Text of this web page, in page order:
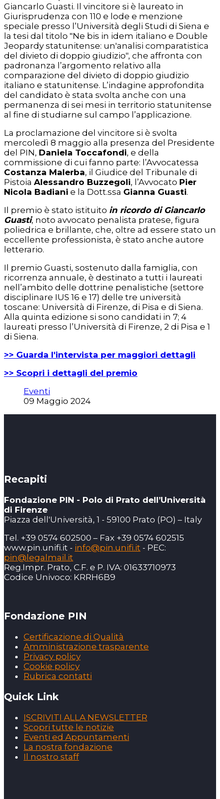
Giancarlo Guasti. Il vincitore si è laureato in
Giurisprudenza con 110 e lode e menzione
speciale presso l’Università degli Studi di Siena e
la tesi dal titolo "Ne bis in idem italiano e Double
Jeopardy statunitense: un'analisi comparatistica
del divieto di doppio giudizio", che affronta con
padronanza l’argomento relativo alla
comparazione del divieto di doppio giudizio
italiano e statunitense. L’indagine approfondita
del candidato è stata svolta anche con una
permanenza di sei mesi in territorio statunitense
al fine di studiarne sul campo l’applicazione.
La proclamazione del vincitore si è svolta
mercoledì 8 maggio alla presenza del Presidente
del PIN, Daniela Toccafondi, e della
commissione di cui fanno parte: l’Avvocatessa
Costanza Malerba, il Giudice del Tribunale di
Pistoia Alessandro Buzzegoli, l’Avvocato Pier
Nicola Badiani e la Dott.ssa Gianna Guasti.
Il premio è stato istituito in ricordo di Giancarlo
Guasti, noto avvocato penalista pratese, figura
poliedrica e brillante, che, oltre ad essere stato un
eccellente professionista, è stato anche autore
letterario.
Il premio Guasti, sostenuto dalla famiglia, con
ricorrenza annuale, è destinato a tutti i laureati
nell’ambito delle dottrine penalistiche (settore
disciplinare IUS 16 e 17) delle tre università
toscane: Università di Firenze, di Pisa e di Siena.
Alla quinta edizione si sono candidati in 7; 4
laureati presso l’Università di Firenze, 2 di Pisa e 1
di Siena.
>> Guarda l'intervista per maggiori dettagli
>> Scopri i dettagli del premio
Eventi
09 Maggio 2024
Recapiti
Fondazione PIN - Polo di Prato dell’Università
di Firenze
Piazza dell'Università, 1 - 59100 Prato (PO) – Italy
Tel. +39 0574 602500 – Fax +39 0574 602515
www.pin.unifi.it - info@pin.unifi.it - PEC:
pin@legalmail.it
Reg.Impr. Prato, C.F. e P. IVA: 01633710973
Codice Univoco: KRRH6B9
Fondazione PIN
Certificazione di Qualità
Amministrazione trasparente
Privacy policy
Cookie policy
Rubrica contatti
Quick Link
ISCRIVITI ALLA NEWSLETTER
Scopri tutte le notizie
Eventi ed Appuntamenti
La nostra fondazione
Il nostro staff